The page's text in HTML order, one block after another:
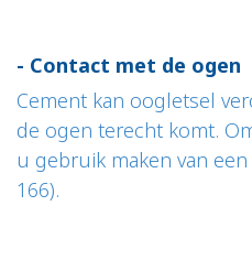
- Contact met de ogen
Cement kan oogletsel
de ogen terecht komt.
u gebruik maken van
166).